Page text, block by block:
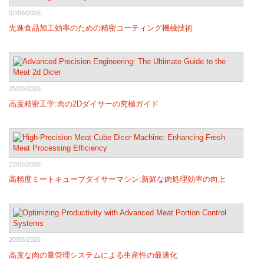
02/06/2026
先進食品加工効率のための精密コーティング機械技術
25/05/2026
高度精密工学:肉の2Dダイサーの究極ガイド
22/05/2026
高精度ミートキューブダイサーマシン:新鮮な肉処理効率の向上
20/05/2026
高度な肉の量管理システムによる生産性の最適化